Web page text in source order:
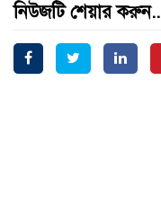
নিউজটি শেয়ার করুন..